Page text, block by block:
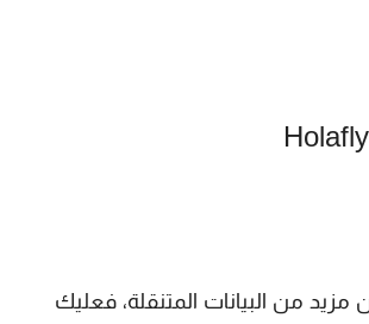
من البيانات المتنقلة، فعليك